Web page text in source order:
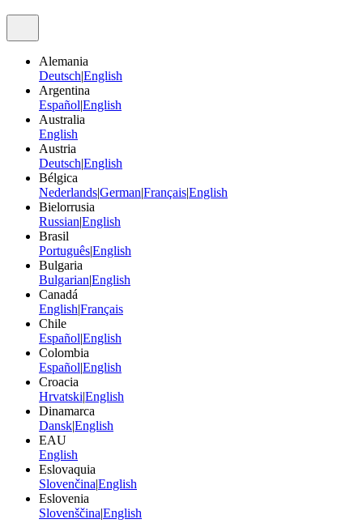
Alemania
Deutsch|English
Argentina
Español|English
Australia
English
Austria
Deutsch|English
Bélgica
Nederlands|German|Français|English
Bielorrusia
Russian|English
Brasil
Português|English
Bulgaria
Bulgarian|English
Canadá
English|Français
Chile
Español|English
Colombia
Español|English
Croacia
Hrvatski|English
Dinamarca
Dansk|English
EAU
English
Eslovaquia
Slovenčina|English
Eslovenia
Slovenščina|English